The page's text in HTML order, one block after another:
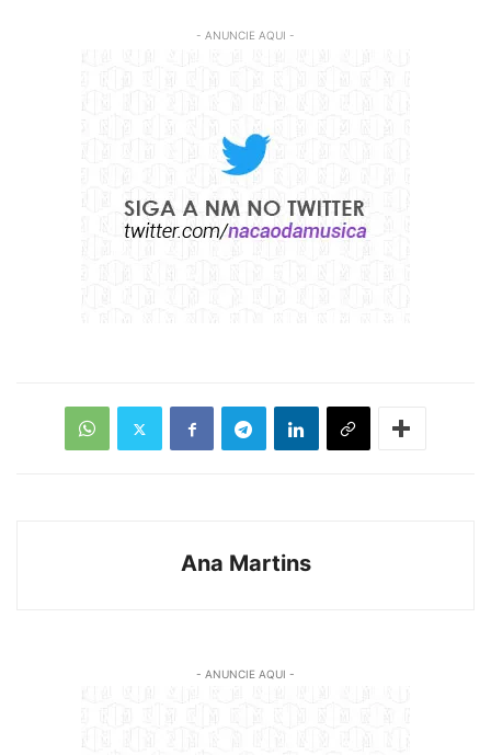
- ANUNCIE AQUI -
Ana Martins
- ANUNCIE AQUI -